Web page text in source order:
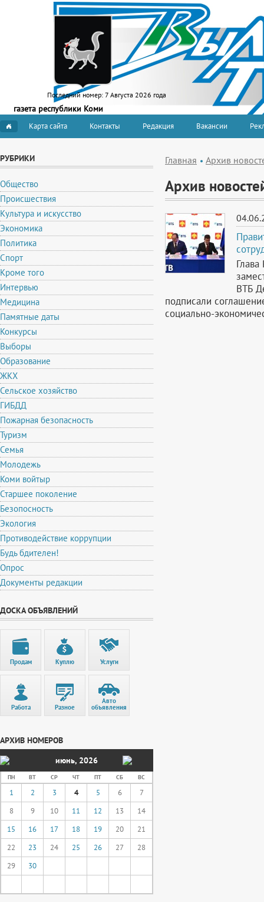
Последний номер: 7 Августа 2026 года
газета республики Коми
Карта сайта Контакты Редакция Вакансии
РУБРИКИ
Общество
Происшествия
Культура и искусство
Экономика
Политика
Спорт
Кроме того
Интервью
Медицина
Памятные даты
Конкурсы
Выборы
Образование
ЖКХ
Сельское хозяйство
ГИБДД
Пожарная безопасность
Туризм
Семья
Молодежь
Коми войтыр
Старшее поколение
Безопосность
Экология
Противодействие коррупции
Будь бдителен!
Опрос
Документы редакции
ДОСКА ОБЪЯВЛЕНИЙ
Продам Куплю Услуги
Работа Разное
Авто
объявления
АРХИВ НОМЕРОВ
июнь, 2026
ПН ВТ СР ЧТ ПТ СБ ВС
1 2 3 4 5 6
7
8
9 10 11 12 13
14
15
16 17 18 19 20
21
22
23 24 25 26 27
28
29
30
Главная Архив
Архив
ВТБ
подписали
социально-